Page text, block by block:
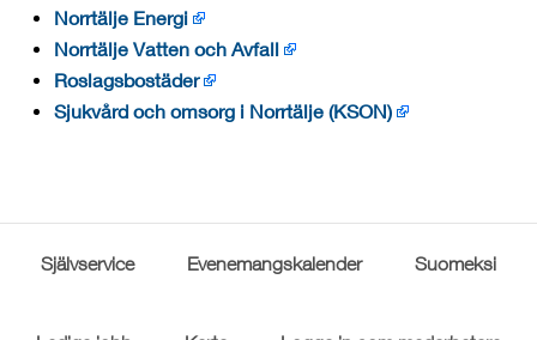
Norrtälje Energi
Norrtälje Vatten och Avfall
Roslagsbostäder
Sjukvård och omsorg i Norrtälje (KSON)
Självservice Evenemangskalender Suomeksi